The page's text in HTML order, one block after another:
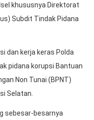
khususnya Direktorat
Subdit Tindak Pidana
dan kerja keras Polda
pidana korupsi Bantuan
Non Tunai (BPNT)
Selatan.
sebesar-besarnya